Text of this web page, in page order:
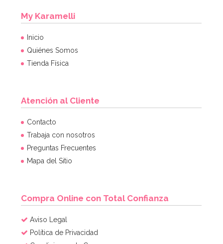
My Karamelli
Inicio
Quiénes Somos
Tienda Física
Atención al Cliente
Contacto
Trabaja con nosotros
Preguntas Frecuentes
Mapa del Sitio
Compra Online con Total Confianza
Aviso Legal
Política de Privacidad